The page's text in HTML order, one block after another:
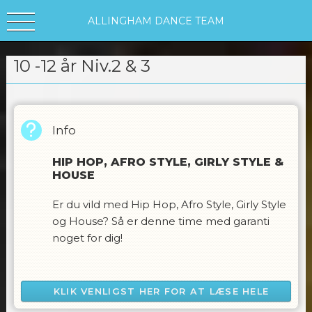
ALLINGHAM DANCE TEAM
10 -12 år Niv.2 & 3
Info
HIP HOP, AFRO STYLE, GIRLY STYLE &
HOUSE
Er du vild med Hip Hop, Afro Style, Girly Style
og House? Så er denne time med garanti
noget for dig!
erfaring med dans og er villig til at arbejde
fokuseret med detaljer, teknik og udtryk.
KLIK VENLIGST HER FOR AT LÆSE HELE